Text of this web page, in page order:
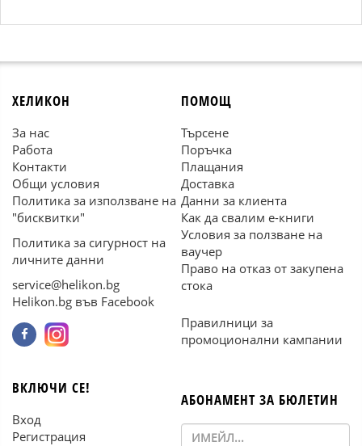
ХЕЛИКОН
За нас
Работа
Контакти
Общи условия
Политика за използване на
"бисквитки"
Политика за сигурност на
личните данни
service@helikon.bg
Helikon.bg във Facebook
ПОМОЩ
Търсене
Поръчка
Плащания
Доставка
Данни за клиента
Как да свалим е-книги
Условия за ползване на
ваучер
Право на отказ от закупена
стока
Правилници за
промоционални кампании
ВКЛЮЧИ СЕ!
Вход
Регистрация
АБОНАМЕНТ ЗА БЮЛЕТИН